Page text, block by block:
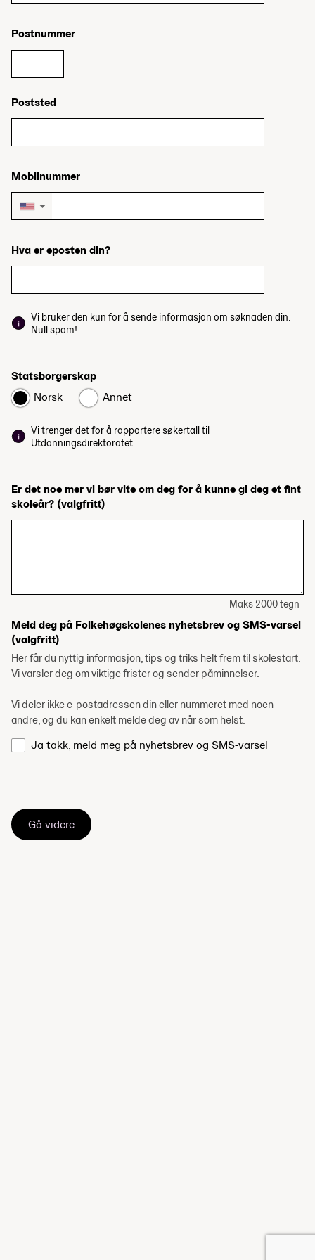
Postnummer
Poststed
Mobilnummer
▼
Hva er eposten din?
Vi bruker den kun for å sende informasjon om søknaden din.
Null spam!
Statsborgerskap
Norsk
Annet
Vi trenger det for å rapportere søkertall til
Utdanningsdirektoratet.
Er det noe mer vi bør vite om deg for å kunne gi deg et fint
skoleår? (valgfritt)
Maks 2000 tegn
Meld deg på Folkehøgskolenes nyhetsbrev og SMS-varsel
(valgfritt)
Her får du nyttig informasjon, tips og triks helt frem til skolestart.
Vi varsler deg om viktige frister og sender påminnelser.
Vi deler ikke e-postadressen din eller nummeret med noen
andre, og du kan enkelt melde deg av når som helst.
Ja takk, meld meg på nyhetsbrev og SMS-varsel
Gå videre